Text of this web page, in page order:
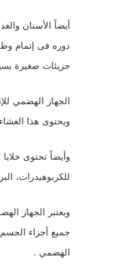
أيضاً الأسنان
دوره فى إتمام
جزيئات صغيرة
الجهاز الهضمي
ويحتوى هذا
وأيضاً تحتوى
للكربوهيدرات،
ويعتبر الجهاز
جميع أجزاء
الهضمي .